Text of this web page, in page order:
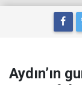
Aydın’ın